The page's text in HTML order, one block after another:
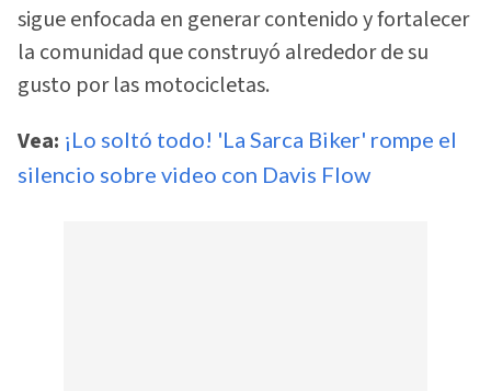
sigue enfocada en generar contenido y fortalecer
la comunidad que construyó alrededor de su
gusto por las motocicletas.
Vea: ¡Lo soltó todo! 'La Sarca Biker' rompe el
silencio sobre video con Davis Flow